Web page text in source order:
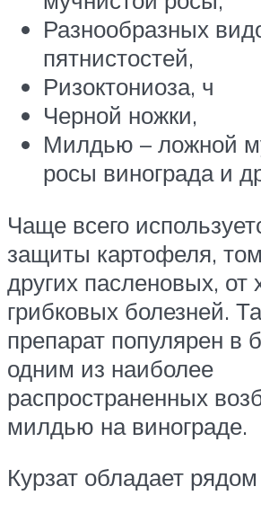
Разнообразных
пятнистостей,
Ризоктониоза, ч
Черной ножки,
Милдью – ложной
росы винограда и
Чаще всего
защиты картофеля,
других пасленовых, от
грибковых болезней.
препарат популярен в
одним из наиболее
распространенных
милдью на винограде.
Курзат обладает